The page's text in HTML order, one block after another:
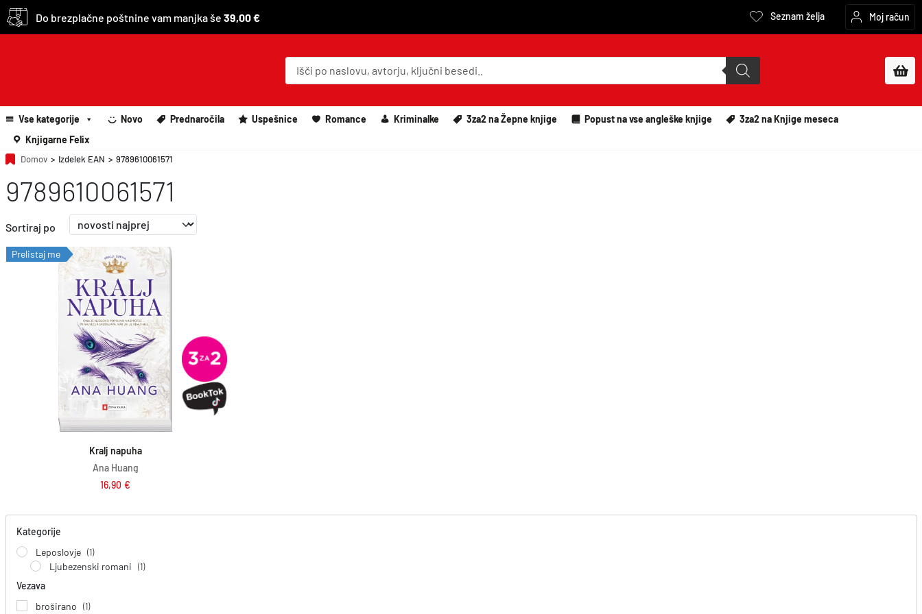
Do brezplačne poštnine vam manjka še 39,00 € Seznam želja Moj račun
P
o
u
c
t
Vse kategorije Novo Prednaročila Uspešnice Romance Kriminalke 3za2 na Žepne knjige Popust na vse angleške knjige
3za2 na Knjige meseca
Knjigarne Felix
Domov > Izdelek EAN > 9789610061571
9789610061571
Sortiraj po
Prelistaj me
Kralj napuha
Ana Huang
16,90 €
Dodaj v košarico
Kategorije
Leposlovje (1)
Ljubezenski romani (1)
Vezava
broširano
(1)